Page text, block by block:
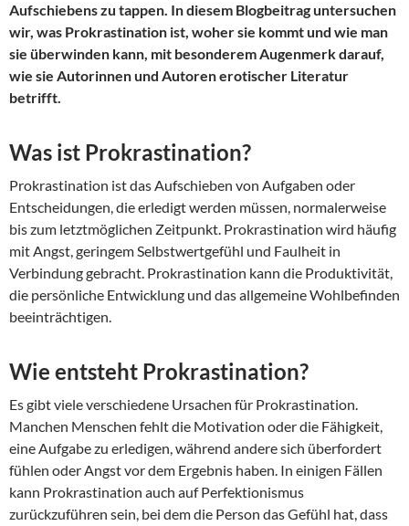
Aufschiebens zu tappen. In diesem Blogbeitrag untersuchen
wir, was Prokrastination ist, woher sie kommt und wie man
sie überwinden kann, mit besonderem Augenmerk darauf,
wie sie Autorinnen und Autoren erotischer Literatur
betrifft.
Was ist Prokrastination?
Prokrastination ist das Aufschieben von Aufgaben oder
Entscheidungen, die erledigt werden müssen, normalerweise
bis zum letztmöglichen Zeitpunkt. Prokrastination wird häufig
mit Angst, geringem Selbstwertgefühl und Faulheit in
Verbindung gebracht. Prokrastination kann die Produktivität,
die persönliche Entwicklung und das allgemeine Wohlbefinden
beeinträchtigen.
Wie entsteht Prokrastination?
Es gibt viele verschiedene Ursachen für Prokrastination.
Manchen Menschen fehlt die Motivation oder die Fähigkeit,
eine Aufgabe zu erledigen, während andere sich überfordert
fühlen oder Angst vor dem Ergebnis haben. In einigen Fällen
kann Prokrastination auch auf Perfektionismus
zurückzuführen sein, bei dem die Person das Gefühl hat, dass